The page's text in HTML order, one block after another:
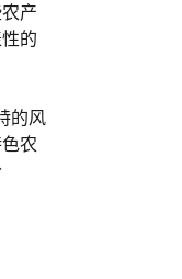
产
的
的风
农